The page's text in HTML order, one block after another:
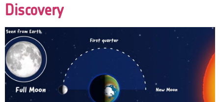
Discovery